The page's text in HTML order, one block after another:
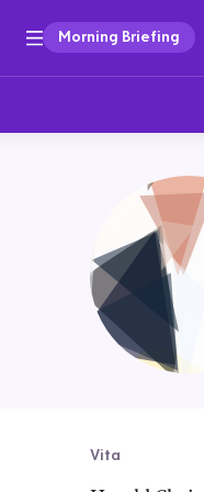
Morning Briefing
Vita